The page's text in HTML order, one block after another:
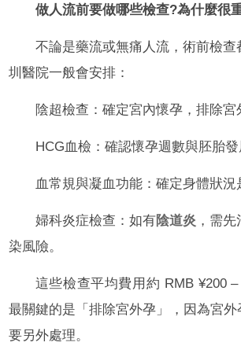
做人流前要做哪些檢查?為什麼很
不論是藥流或無痛人流，術前檢
圳醫院一般會安排：
陰超檢查：確定宮內懷孕，排除宮
HCG血檢：確認懷孕週數與胚胎發
血常規與凝血功能：確定身體狀況
婦科炎症檢查：如有陰道炎 ，需
染風險。
這些檢查平均費用約 RMB ¥200
最關鍵的是「排除宮外孕」，因為宮
要另外處理。